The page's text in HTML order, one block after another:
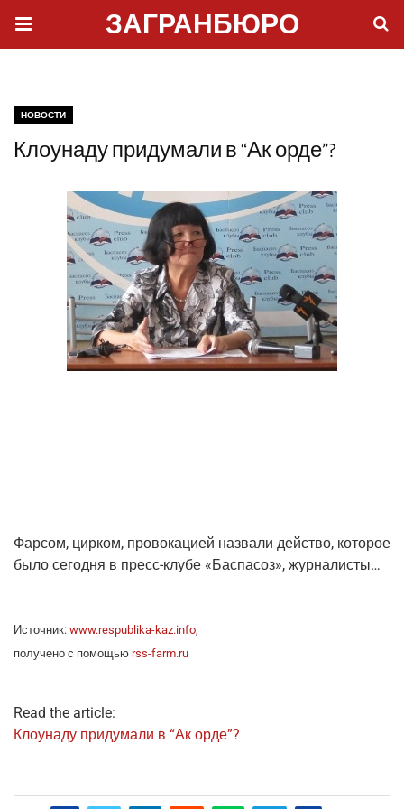
ЗАГРАНБЮРО
НОВОСТИ
Клоунаду придумали в “Ак орде”?
Фар­сом, цир­ком, про­во­ка­ци­ей назва­ли дей­ство, кото­рое
было сего­дня в пресс-клу­бе «Бас­па­соз», журналисты…
Источ­ник: www.respublika-kaz.info
полу­че­но с помо­щью rss-farm.ru
Read the article:
Кло­у­на­ду при­ду­ма­ли в “Ак орде”?